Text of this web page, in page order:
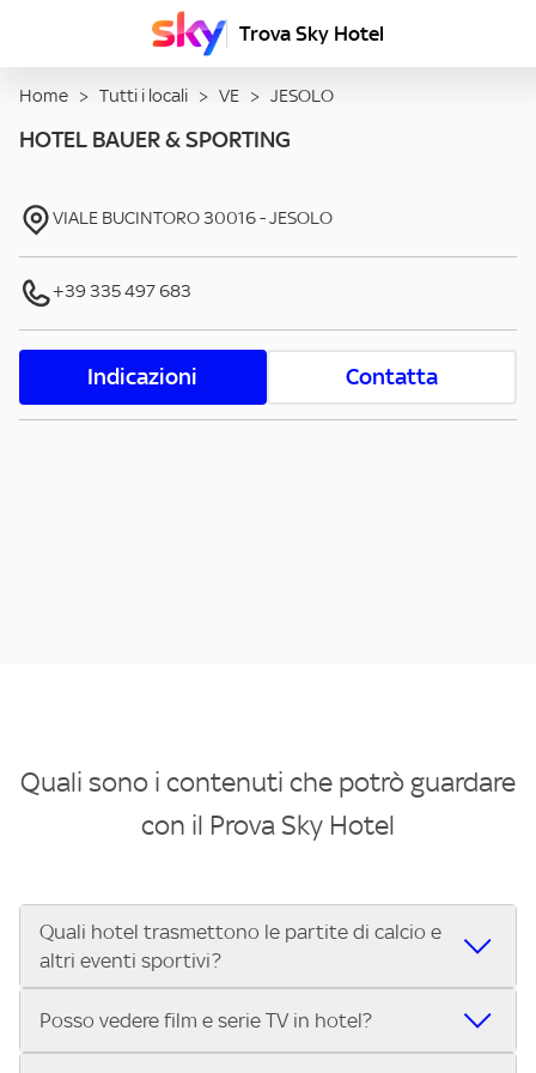
Trova Sky Hotel
Home > Tutti i locali > VE > JESOLO
HOTEL BAUER & SPORTING
VIALE BUCINTORO30016-JESOLO
+39 335 497 683
Indicazioni Contatta
Quali sono i contenuti che potrò guardare
con il Prova Sky Hotel
Quali hotel trasmettono le partite di calcio e
altri eventi sportivi?
Se cerchi un hotel dove poter vedere le partite di Serie A,
Posso vedere film e serie TV in hotel?